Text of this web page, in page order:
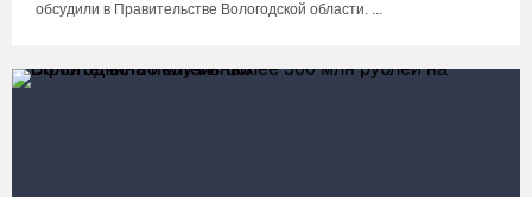
обсудили в Правительстве Вологодской области. ...